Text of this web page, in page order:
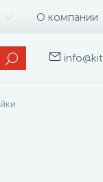
О компании